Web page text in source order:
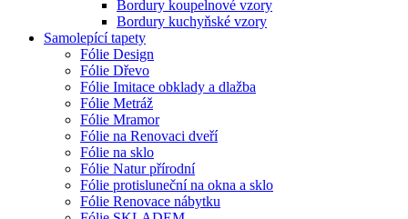
Bordury koupelnové vzory
Bordury kuchyňské vzory
Samolepící tapety
Fólie Design
Fólie Dřevo
Fólie Imitace obklady a dlažba
Fólie Metráž
Fólie Mramor
Fólie na Renovaci dveří
Fólie na sklo
Fólie Natur přírodní
Fólie protisluneční na okna a sklo
Fólie Renovace nábytku